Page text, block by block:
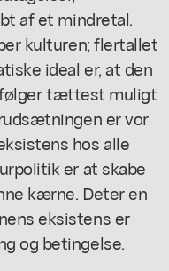
af et mindretal.
kulturen; flertallet
ideal er, at den
tættest muligt
er vor
hos alle
er at skabe
kærne. Deter en
eksistens er
og betingelse.